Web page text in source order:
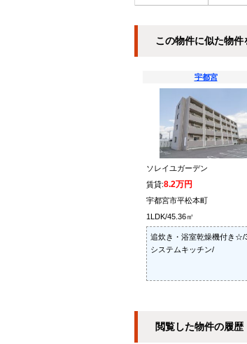
この物件に似た物件
宇都宮
ソレイユガーデン
賃貸:8.2万円
宇都宮市平松本町
1LDK/45.36㎡
追炊き・浴室乾燥機付き☆/
システムキッチン/
閲覧した物件の履歴